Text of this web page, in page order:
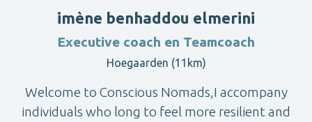
imène benhaddou elmerini
Executive coach en Teamcoach
Hoegaarden (11km)
Welcome to Conscious Nomads,I accompany
individuals who long to feel more resilient and